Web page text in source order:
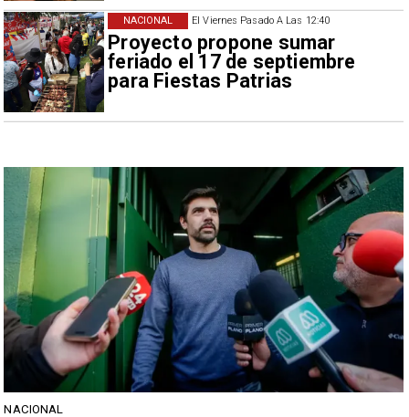
El Viernes Pasado A Las 12:40
Proyecto propone sumar
feriado el 17 de septiembre
para Fiestas Patrias
NACIONAL
NACIONAL